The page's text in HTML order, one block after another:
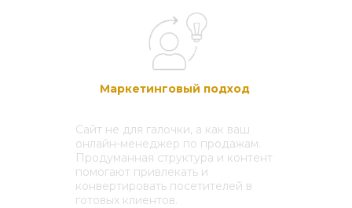
Маркетинговый подход
Сайт не для галочки, а как ваш
онлайн-менеджер по продажам.
Продуманная структура и контент
помогают привлекать и
конвертировать посетителей в
готовых клиентов.